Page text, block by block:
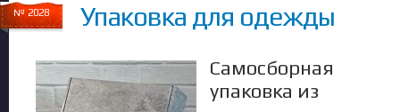
№ 2028 Упаковка для одежды
Самосборная
упаковка из